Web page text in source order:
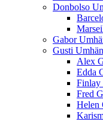
Donbolso
Gabor
Gusti
Alex
Edda
Finlay
Fred
Helen